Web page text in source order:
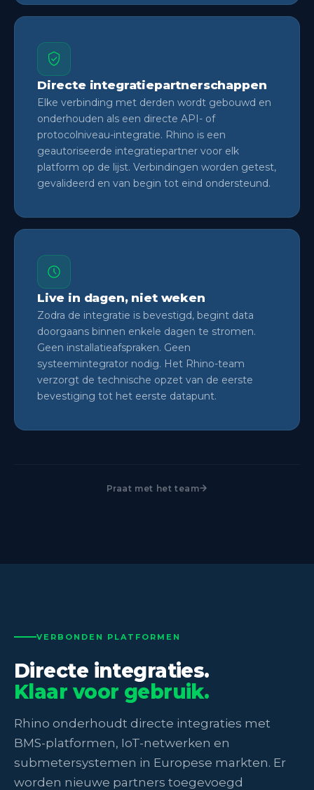
Directe integratiepartnerschappen
Elke verbinding met derden wordt gebouwd en
onderhouden als een directe API- of
protocolniveau-integratie. Rhino is een
geautoriseerde integratiepartner voor elk
platform op de lijst. Verbindingen worden getest,
gevalideerd en van begin tot eind ondersteund.
Live in dagen, niet weken
Zodra de integratie is bevestigd, begint data
doorgaans binnen enkele dagen te stromen.
Geen installatieafspraken. Geen
systeemintegrator nodig. Het Rhino-team
verzorgt de technische opzet van de eerste
bevestiging tot het eerste datapunt.
Praat met het team
VERBONDEN PLATFORMEN
Directe integraties.
Klaar voor gebruik.
Rhino onderhoudt directe integraties met
BMS-platformen, IoT-netwerken en
submetersystemen in Europese markten. Er
worden nieuwe partners toegevoegd